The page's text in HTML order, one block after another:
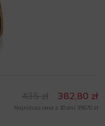
382,80 zł
Najniższa cena z 30 dni: 356,70 zł